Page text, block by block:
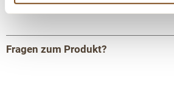
Außenbereich.
Fragen zum Produkt?